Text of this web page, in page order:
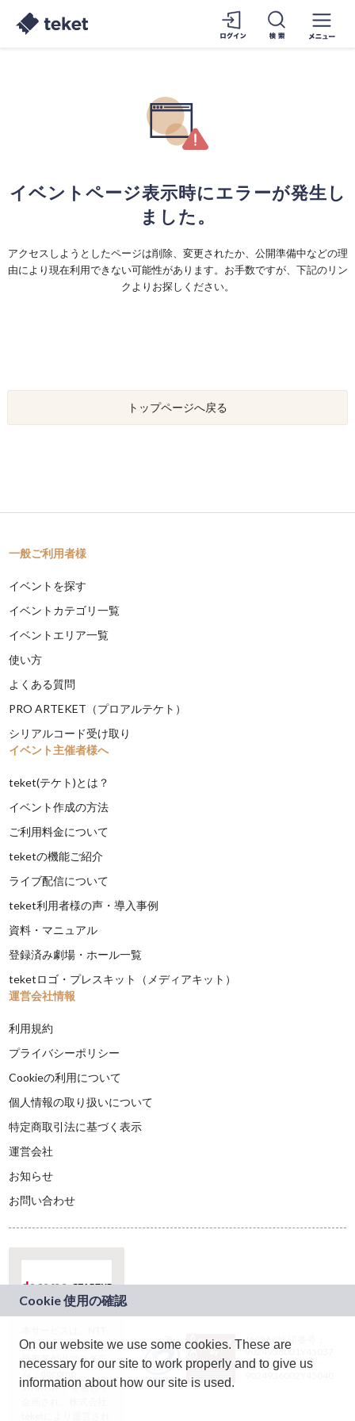
イベントページ表示時にエラーが発生し
ました。
アクセスしようとしたページは削除、変更されたか、公開準備中などの理
由により現在利用できない可能性があります。お手数ですが、下記のリン
クよりお探しください。
トップページへ戻る
一般ご利用者様
イベントを探す
イベントカテゴリ一覧
イベントエリア一覧
使い方
よくある質問
PRO ARTEKET（プロアルテケト）
シリアルコード受け取り
イベント主催者様へ
teket(テケト)とは？
イベント作成の方法
ご利用料金について
teketの機能ご紹介
ライブ配信について
teket利用者様の声・導入事例
資料・マニュアル
登録済み劇場・ホール一覧
teketロゴ・プレスキット（メディアキット）
運営会社情報
利用規約
プライバシーポリシー
Cookieの利用について
個人情報の取り扱いについて
特定商取引法に基づく表示
運営会社
お知らせ
お問い合わせ
ドコモグループの新
規事業創出プログラ
ム「docomo
STARTUP」を通じて
JASRAC許諾番号：
9024936001Y45037
JASRAC許諾番号：
On our website we use some cookies. These are
necessary for our site to work properly and to give us
information about how our site is used.